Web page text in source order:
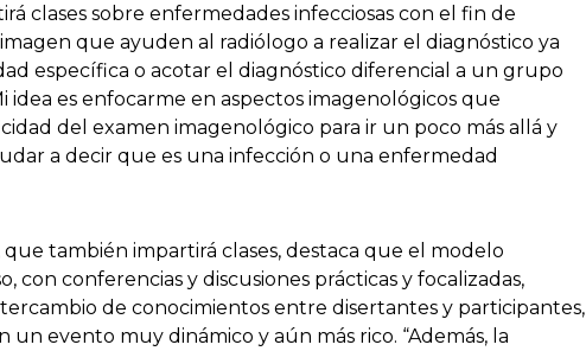
clases sobre enfermedades infecciosas con el fin de
que ayuden al radiólogo a realizar el diagnóstico ya
específica o acotar el diagnóstico diferencial a un grupo
idea es enfocarme en aspectos imagenológicos que
del examen imagenológico para ir un poco más allá y
a decir que es una infección o una enfermedad
que también impartirá clases, destaca que el modelo
con conferencias y discusiones prácticas y focalizadas,
de conocimientos entre disertantes y participantes,
un evento muy dinámico y aún más rico. “Además, la